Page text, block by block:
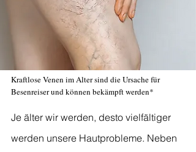
Kraftlose Venen im Alter sind die Ursache für
Besenreiser und können bekämpft werden*
Je älter wir werden, desto vielfältiger
werden unsere Hautprobleme. Neben